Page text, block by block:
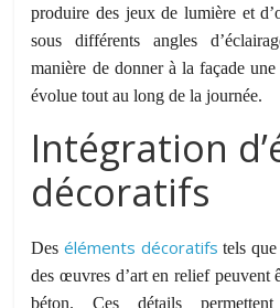
produire des jeux de lumière et
sous différents angles
manière de donner à la façade
évolue tout au long de la journée.
Intégration
décoratifs
Deséléments décoratifs tels
des œuvres d’art en relief peuvent
béton.Ces détails